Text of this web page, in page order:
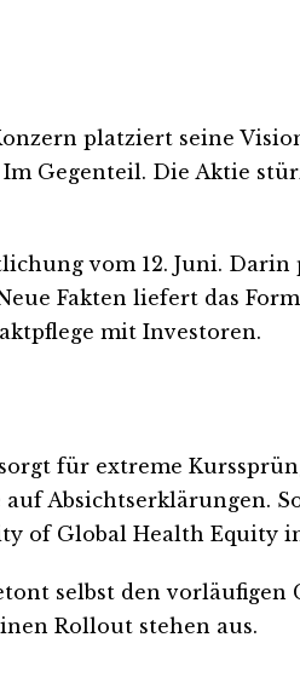
platziert seine
Gegenteil. Die Aktie
vom 12. Juni.
Fakten liefert das
mit Investoren.
für extreme
Absichtserklärungen.
of Global Health Equity
selbst den
Rollout stehen aus.